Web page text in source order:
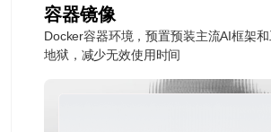
容器镜像
Docker容器环境，预置预装主流AI框架
地狱，减少无效使用时间